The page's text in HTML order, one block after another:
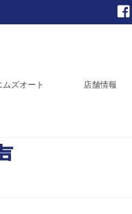
ムズオート 店舗情報